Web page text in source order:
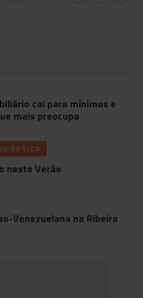
cai para mínimos e
mais preocupa
ÓPTICO
neste Verão
Venezuelana na Ribeira